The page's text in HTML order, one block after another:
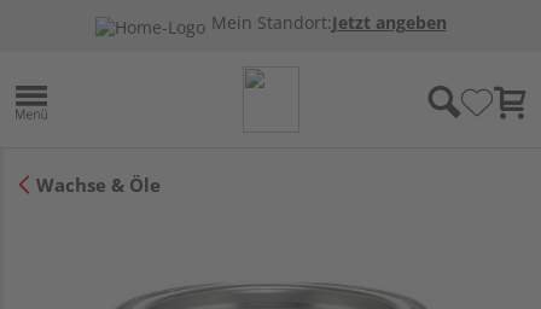
Mein Standort:Jetzt angeben
Wachse & Öle